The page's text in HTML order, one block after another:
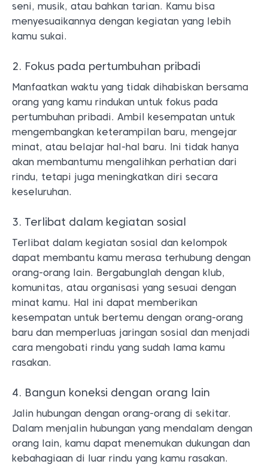
seni, musik, atau bahkan tarian. Kamu bisa
menyesuaikannya dengan kegiatan yang lebih
kamu sukai.
2. Fokus pada pertumbuhan pribadi
Manfaatkan waktu yang tidak dihabiskan bersama
orang yang kamu rindukan untuk fokus pada
pertumbuhan pribadi. Ambil kesempatan untuk
mengembangkan keterampilan baru, mengejar
minat, atau belajar hal-hal baru. Ini tidak hanya
akan membantumu mengalihkan perhatian dari
rindu, tetapi juga meningkatkan diri secara
keseluruhan.
3. Terlibat dalam kegiatan sosial
Terlibat dalam kegiatan sosial dan kelompok
dapat membantu kamu merasa terhubung dengan
orang-orang lain. Bergabunglah dengan klub,
komunitas, atau organisasi yang sesuai dengan
minat kamu. Hal ini dapat memberikan
kesempatan untuk bertemu dengan orang-orang
baru dan memperluas jaringan sosial dan menjadi
cara mengobati rindu yang sudah lama kamu
rasakan.
4. Bangun koneksi dengan orang lain
Jalin hubungan dengan orang-orang di sekitar.
Dalam menjalin hubungan yang mendalam dengan
orang lain, kamu dapat menemukan dukungan dan
kebahagiaan di luar rindu yang kamu rasakan.